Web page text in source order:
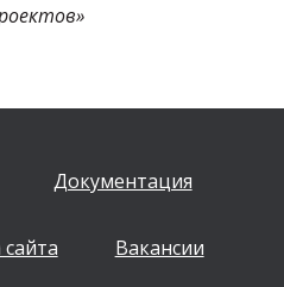
Документация
Вакансии